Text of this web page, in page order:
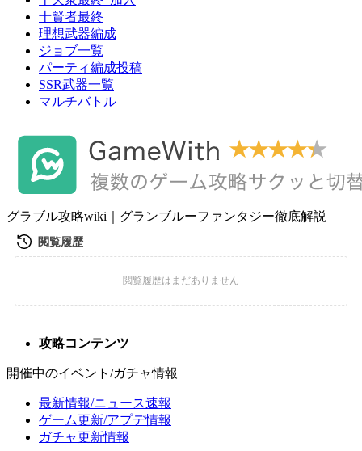
十賢者最終
理想武器編成
ジョブ一覧
パーティ編成投稿
SSR武器一覧
マルチバトル
グラブル攻略wiki｜グランブルーファンタジー徹底解説
攻略コンテンツ
開催中のイベント/ガチャ情報
最新情報/ニュース速報
ゲーム更新/アプデ情報
ガチャ更新情報